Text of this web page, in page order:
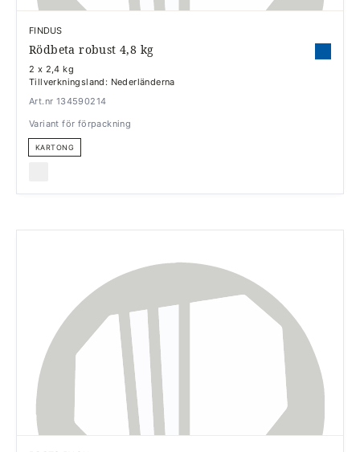
FINDUS
Rödbeta robust 4,8 kg
2 x 2,4 kg
Tillverkningsland: Nederländerna
Art.nr 134590214
Variant för förpackning
KARTONG